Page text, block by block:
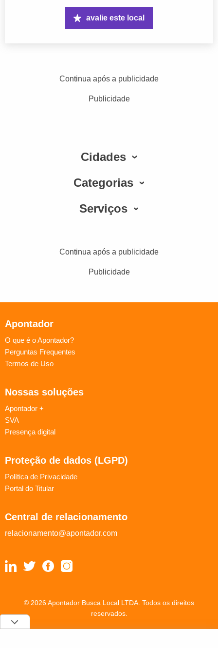
avalie este local
Continua após a publicidade
Publicidade
Cidades
Categorias
Serviços
Continua após a publicidade
Publicidade
Apontador
O que é o Apontador?
Perguntas Frequentes
Termos de Uso
Nossas soluções
Apontador +
SVA
Presença digital
Proteção de dados (LGPD)
Política de Privacidade
Portal do Titular
Central de relacionamento
relacionamento@apontador.com
© 2026 Apontador Busca Local LTDA. Todos os direitos
reservados.